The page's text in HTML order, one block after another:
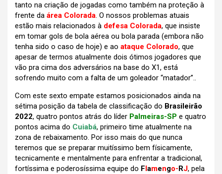
tanto na criação de jogadas como também na proteção à
frente da área Colorada. O nossos problemas atuais
estão mais relacionados à defesa Colorada, que insiste
em tomar gols de bola aérea ou bola parada (embora não
tenha sido o caso de hoje) e ao ataque Colorado, que
apesar de termos atualmente dois ótimos jogadores que
vão pra cima dos adversários na base do X1, está
sofrendo muito com a falta de um goleador “matador”..
Com este sexto empate estamos posicionados ainda na
sétima posição da tabela de classificação do Brasileirão
2022, quatro pontos atrás do líder Palmeiras-SP e quatro
pontos acima do Cuiabá, primeiro time atualmente na
zona de rebaixamento. Por isso mais do que nunca
teremos que se preparar muitíssimo bem físicamente,
tecnicamente e mentalmente para enfrentar a tradicional,
fortíssima e poderosíssima equipe do Flamengo-RJ, pela